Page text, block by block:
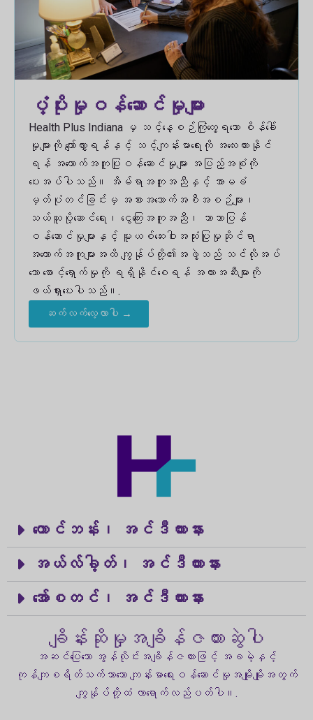
ပံ့ပိုးမှုဝန်ဆောင်မှုများ
Health Plus Indiana မှ သင့်နေ့စဉ်ကြုံတွေ့ရသော စိန်ခေါ်
မှုများကို ကျော်လွှားရန်နှင့် သင့်ကျန်းမာရေးကို အလေးထားနိုင်
ရန် အထောက်အကူပြုဝန်ဆောင်မှုများ အပြည့်အစုံကို
ပေးအပ်ပါသည်။ အိမ်ရာအကူအညီနှင့် အာမခံ
မှတ်ပုံတင်ခြင်းမှ အစားအသောက်အစီအစဉ်များ၊
သယ်ယူပို့ဆောင်ရေး၊ ငွေကြေးအကူအညီ၊ ဘာသာပြန်
ဝန်ဆောင်မှုများနှင့် မူးယစ်ဆေးဝါးအသုံးပြုမှုဆိုင်ရာ
အထောက်အကူများအထိ ကျွန်ုပ်တို့၏အဖွဲ့သည် သင်လိုအပ်
သော စောင့်ရှောက်မှုကို ရရှိနိုင်စေရန် အတားအဆီးများကို
ဖယ်ရှားပေးပါသည်။.
ဆက်လက်လေ့လာပါ →
တောင်ဘန်း၊ အင်ဒီယားနား
အယ်လ်ခါ့တ်၊ အင်ဒီယားနား
အော်စတင်၊ အင်ဒီယားနား
ချိန်းဆိုမှုအချိန်ဇယားဆွဲပါ
အဆင်ပြေသော အွန်လိုင်းအချိန်ဇယားဖြင့် အခမဲ့နှင့်
ကုန်ကျစရိတ်သက်သာသော ကျန်းမာရေးဝန်ဆောင်မှုအမျိုးမျိုးအတွက်
ကျွန်ုပ်တို့ထံ လာရောက်လည်ပတ်ပါ။.